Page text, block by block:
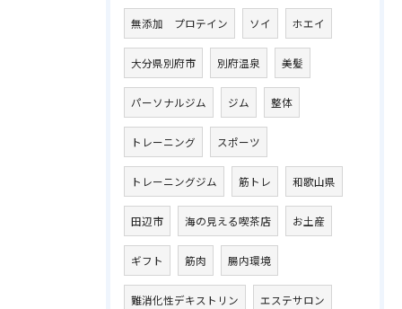
無添加 プロテイン ソイ ホエイ
大分県別府市 別府温泉 美髪
パーソナルジム ジム 整体
トレーニング スポーツ
トレーニングジム 筋トレ 和歌山県
田辺市 海の見える喫茶店 お土産
ギフト 筋肉 腸内環境
難消化性デキストリン エステサロン